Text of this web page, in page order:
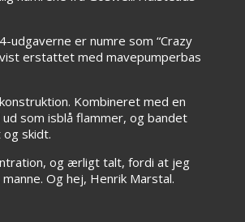
udgaverne er numre som “Crazy
erstattet med mavepumperbas
Kombineret med en
ud som isblå flammer, og bandet
skidt.
og ærligt talt, fordi at jeg
Og hej, Henrik Marstal.